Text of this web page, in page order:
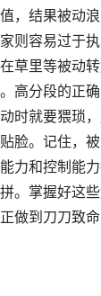
，结果被动
则容易过于
草里等被动
高分段的正
时就要猥琐，
脸。记住，
力和控制能力
。掌握好这
做到刀刀致